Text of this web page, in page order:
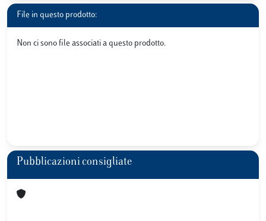
File in questo prodotto:
Non ci sono file associati a questo prodotto.
Pubblicazioni consigliate